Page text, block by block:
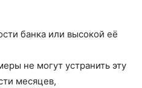
банка или высокой её
не могут устранить эту
месяцев,